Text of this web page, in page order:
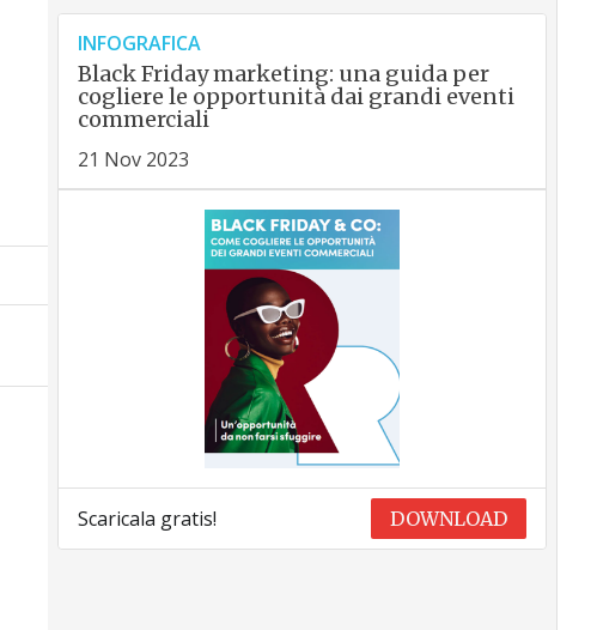
INFOGRAFICA
Black Friday marketing: una guida per
cogliere le opportunità dai grandi eventi
commerciali
21 Nov 2023
Scaricala gratis! DOWNLOAD